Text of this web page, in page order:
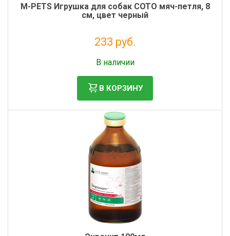
M-PETS Игрушка для собак СОТО мяч-петля, 8
см, цвет черный
233 руб.
В наличии
В КОРЗИНУ